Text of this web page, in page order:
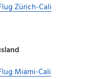
Zürich-Cali
Miami-Cali